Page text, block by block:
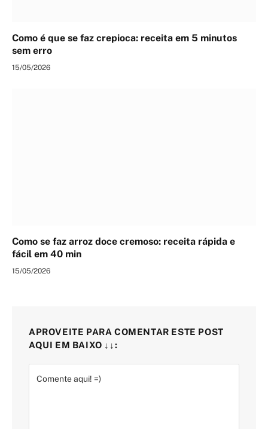
Como é que se faz crepioca: receita em 5 minutos
sem erro
15/05/2026
Como se faz arroz doce cremoso: receita rápida e
fácil em 40 min
15/05/2026
APROVEITE PARA COMENTAR ESTE POST
AQUI EM BAIXO ↓↓: